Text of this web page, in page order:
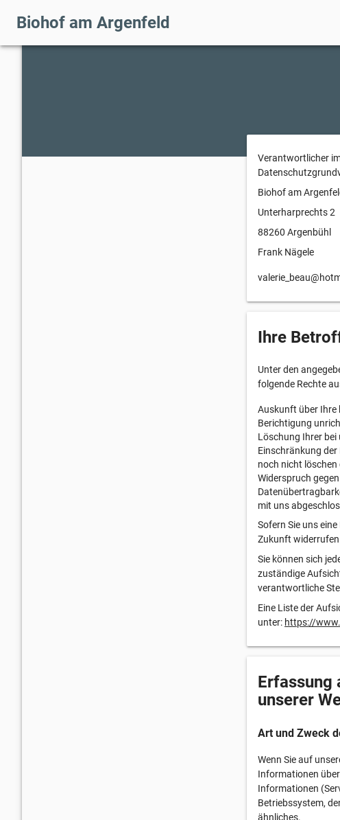
Biohof am Argenfeld
Verantwortlicher
Biohof am
Unterharprechts 2
88260 Argenbühl
Frank Nägele
Ihre
Unter den
folgende Rechte
Auskunft über Ihre
Berichtigung
Löschung Ihrer bei
Einschränkung
noch nicht löschen
Widerspruch
mit uns
Sofern Sie uns
Zukunft
Sie können sich
zuständige
verantwortliche
Eine Liste der
unter: https://
Erfassung
unserer
Art und Zweck
Wenn Sie auf
Informationen
Informationen
Betriebssystem,
ähnliches.